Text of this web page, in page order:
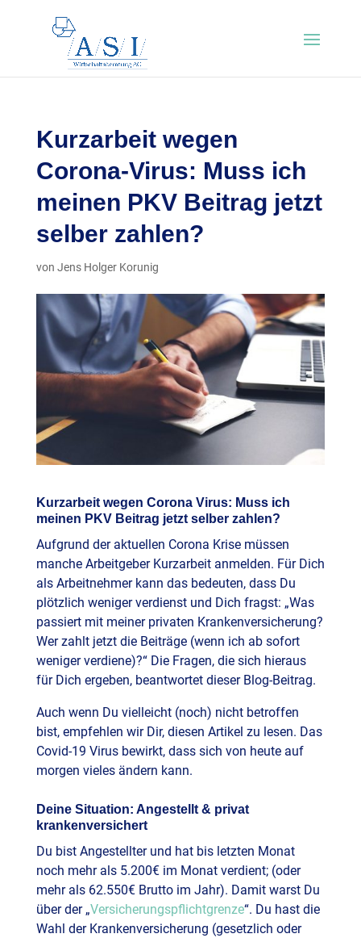
Kurzarbeit wegen
Corona-Virus: Muss ich
meinen PKV Beitrag jetzt
selber zahlen?
von Jens Holger Korunig
Kurzarbeit wegen Corona Virus: Muss ich
meinen PKV Beitrag jetzt selber zahlen?
Aufgrund der aktuellen Corona Krise müssen
manche Arbeitgeber Kurzarbeit anmelden. Für Dich
als Arbeitnehmer kann das bedeuten, dass Du
plötzlich weniger verdienst und Dich fragst: „Was
passiert mit meiner privaten Krankenversicherung?
Wer zahlt jetzt die Beiträge (wenn ich ab sofort
weniger verdiene)?“ Die Fragen, die sich hieraus
für Dich ergeben, beantwortet dieser Blog-Beitrag.
Auch wenn Du vielleicht (noch) nicht betroffen
bist, empfehlen wir Dir, diesen Artikel zu lesen. Das
Covid-19 Virus bewirkt, dass sich von heute auf
morgen vieles ändern kann.
Deine Situation: Angestellt & privat
krankenversichert
Du bist Angestellter und hat bis letzten Monat
noch mehr als 5.200€ im Monat verdient; (oder
mehr als 62.550€ Brutto im Jahr). Damit warst Du
über der „Versicherungspflichtgrenze“. Du hast die
Wahl der Krankenversicherung (gesetzlich oder